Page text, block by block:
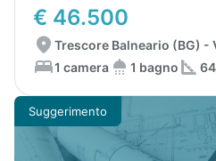
€ 46.500
Trescore Balneario (BG) -
1 camera
1 bagno
Suggerimento